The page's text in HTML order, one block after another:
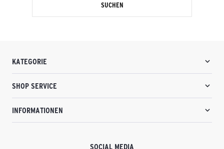
SUCHEN
KATEGORIE
SHOP SERVICE
INFORMATIONEN
SOCIAL MEDIA